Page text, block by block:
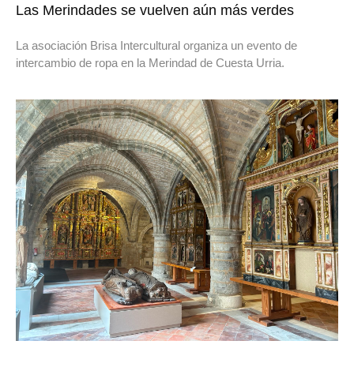
Las Merindades se vuelven aún más verdes
La asociación Brisa Intercultural organiza un evento de
intercambio de ropa en la Merindad de Cuesta Urria.